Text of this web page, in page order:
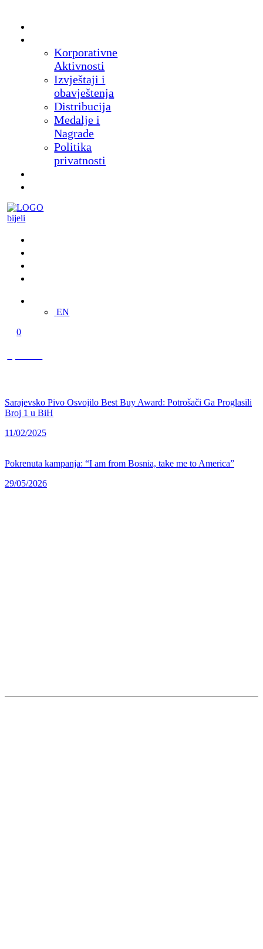
Korporativne
Aktivnosti
Izvještaji i
obavještenja
Distribucija
Medalje i
Nagrade
Politika
privatnosti
EN
0
Sarajevsko Pivo Osvojilo Best Buy Award: Potrošači Ga Proglasili
Broj 1 u BiH
11/02/2025
Pokrenuta kampanja: “I am from Bosnia, take me to America”
29/05/2026